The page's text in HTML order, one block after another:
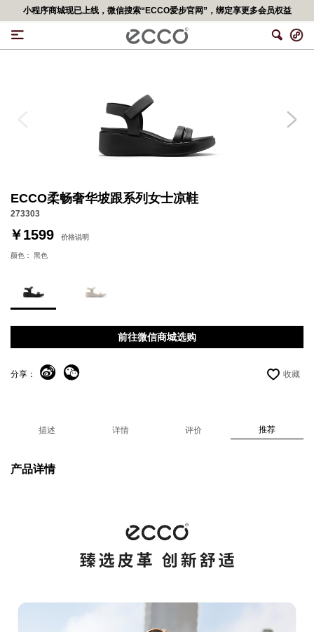
ECCO柔畅奢华坡跟系列女士凉鞋
273303
￥1599 价格说明
颜色： 黑色
前往微信商城选购
分享： 收藏
描述 详情 评价 推荐
产品详情
小程序商城现已上线，微信搜索“ECCO爱步官网”，绑定享更多会员权益